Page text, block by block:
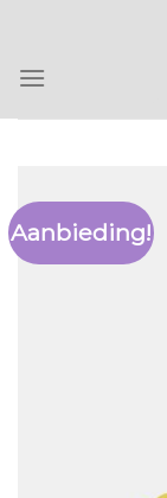
inhoud
Aanbieding!